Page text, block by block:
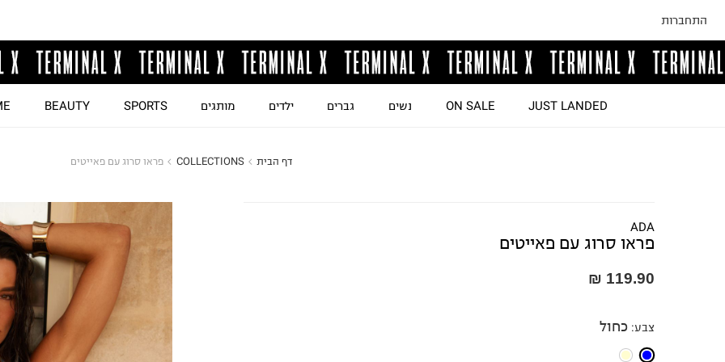
התחברות
JUST LANDED
ON SALE נשים גברים ילדים מותגים SPORTS
BEAUTY
דף הבית COLLECTIONS פראו סרוג עם פאייטים
ADA
פראו סרוג עם פאייטים
119.90 ₪
צבע: כחול